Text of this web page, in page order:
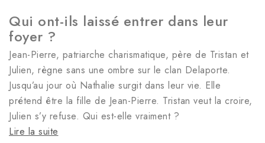
Qui ont-ils laissé entrer dans leur
foyer ?
Jean-Pierre, patriarche charismatique, père de Tristan et
Julien, règne sans une ombre sur le clan Delaporte.
Jusqu’au jour où Nathalie surgit dans leur vie. Elle
prétend être la fille de Jean-Pierre. Tristan veut la croire,
Julien s’y refuse. Qui est-elle vraiment ?
Lire la suite